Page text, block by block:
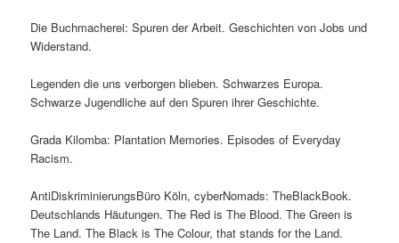
Die Buchmacherei: Spuren der Arbeit. Geschichten von Jobs und
Widerstand.
Legenden die uns verborgen blieben. Schwarzes Europa.
Schwarze Jugendliche auf den Spuren ihrer Geschichte.
Grada Kilomba: Plantation Memories. Episodes of Everyday
Racism.
AntiDiskriminierungsBüro Köln, cyberNomads: TheBlackBook.
Deutschlands Häutungen. The Red is The Blood. The Green is
The Land. The Black is The Colour, that stands for the Land.